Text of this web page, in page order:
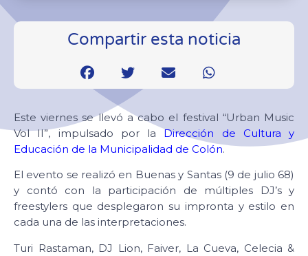
Compartir esta noticia
Este viernes se llevó a cabo el festival “Urban Music
Vol II”, impulsado por laDirección de Cultura y
Educación de la Municipalidad de Colón.
El evento se realizó en Buenas y Santas (9 de julio 68)
y contó con la participación de múltiples DJ’s y
freestylers que desplegaron su impronta y estilo en
cada una de las interpretaciones.
Turi Rastaman, DJ Lion, Faiver, La Cueva, Celecia &